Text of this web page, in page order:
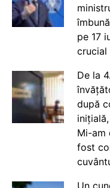
pe 17
crucial
De la
după
Mi-am
fost
Un